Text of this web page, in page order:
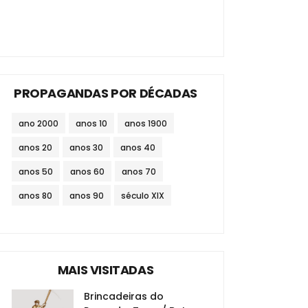
PROPAGANDAS POR DÉCADAS
ano 2000 anos 10 anos 1900
anos 20 anos 30 anos 40
anos 50 anos 60 anos 70
anos 80 anos 90 século XIX
MAIS VISITADAS
Brincadeiras do